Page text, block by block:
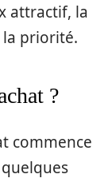
attractif, la
priorité.
?
commence